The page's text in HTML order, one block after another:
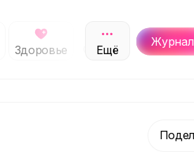
Здоровье Обучение Спорт
Ещё
Журнал